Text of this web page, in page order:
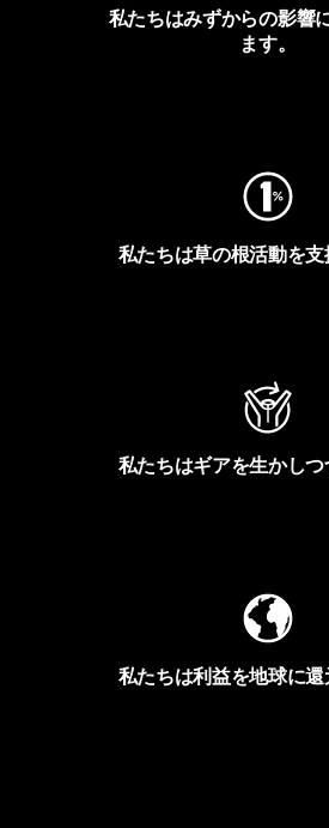
私たちはみずからの影響
ます。
私たちは草の根活動を支
私たちはギアを生かしつ
私たちは利益を地球に還